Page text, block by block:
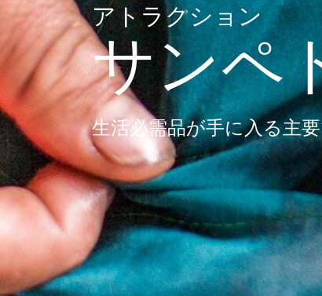
アトラクション
サンペ
生活必需品が手に入る主